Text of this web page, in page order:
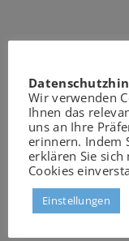
Wir verwenden
Ihnen das
uns an Ihre
erinnern. Indem
erklären Sie sich
Cookies
Einstellungen